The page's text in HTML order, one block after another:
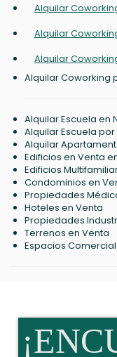
Alquilar
Alquilar
Alquilar
Alquilar Coworking
Alquilar Escuela en
Alquilar Escuela
Alquilar
Edificios en Venta
Edificios
Condominios en
Propiedades
Hoteles en Venta
Propiedades
Terrenos en Venta
Espacios